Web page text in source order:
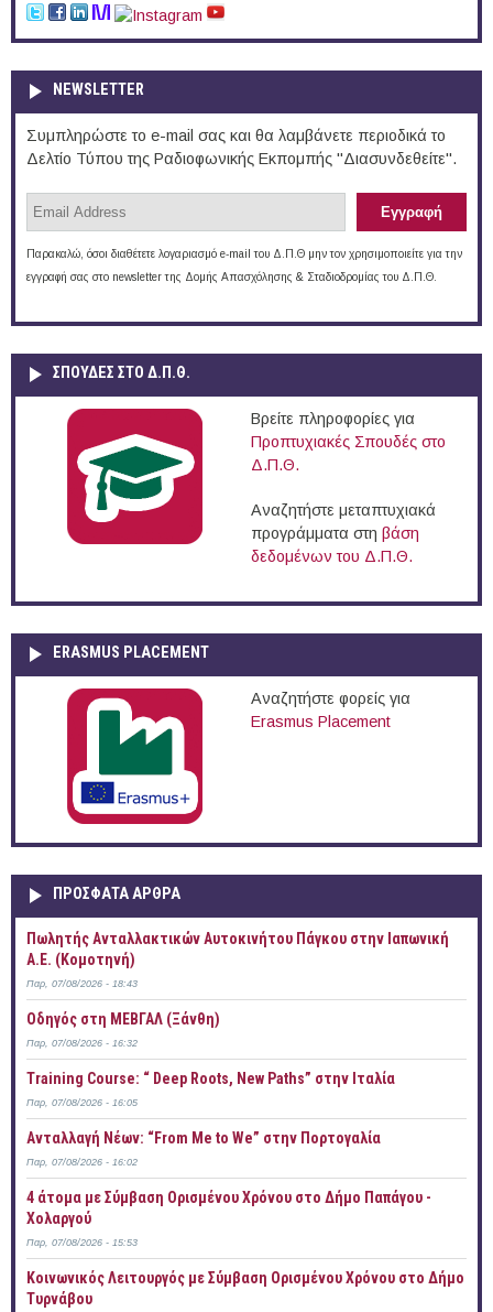
NEWSLETTER
Συμπληρώστε το e-mail σας και θα λαμβάνετε περιοδικά το
Δελτίο Τύπου της Ραδιοφωνικής Εκπομπής "Διασυνδεθείτε".
Παρακαλώ, όσοι διαθέτετε λογαριασμό e-mail του Δ.Π.Θ μην τον χρησιμοποιείτε για την
εγγραφή σας στο newsletter της Δομής Απασχόλησης & Σταδιοδρομίας του Δ.Π.Θ.
ΣΠΟΥΔΈΣ ΣΤΟ Δ.Π.Θ.
Βρείτε πληροφορίες για
Προπτυχιακές Σπουδές στο
Δ.Π.Θ.
Αναζητήστε μεταπτυχιακά
προγράμματα στη βάση
δεδομένων του Δ.Π.Θ.
ERASMUS PLACEMENT
Αναζητήστε φορείς για
Erasmus Placement
ΠΡOΣΦΑΤΑ AΡΘΡΑ
Πωλητής Ανταλλακτικών Αυτοκινήτου Πάγκου στην Ιαπωνική
Α.Ε. (Κομοτηνή)
Παρ, 07/08/2026 - 18:43
Οδηγός στη ΜΕΒΓΑΛ (Ξάνθη)
Παρ, 07/08/2026 - 16:32
Training Course: “ Deep Roots, New Paths” στην Ιταλία
Παρ, 07/08/2026 - 16:05
Ανταλλαγή Νέων: “From Me to We” στην Πορτογαλία
Παρ, 07/08/2026 - 16:02
4 άτομα με Σύμβαση Ορισμένου Χρόνου στο Δήμο Παπάγου -
Χολαργού
Παρ, 07/08/2026 - 15:53
Κοινωνικός Λειτουργός με Σύμβαση Ορισμένου Χρόνου στο Δήμο
Τυρνάβου